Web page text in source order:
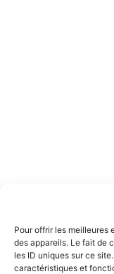
Pour offrir les meilleures
des appareils. Le fait de
les ID uniques sur ce
caractéristiques et